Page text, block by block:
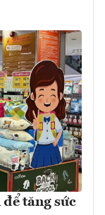
tăng sức